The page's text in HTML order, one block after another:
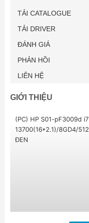
TẢI CATALOGUE
TẢI DRIVER
ĐÁNH GIÁ
PHẢN HỒI
LIÊN HỆ
GIỚI THIỆU
(PC) HP S01-pF3009d
13700(16*2.1)/8GD4/
ĐEN